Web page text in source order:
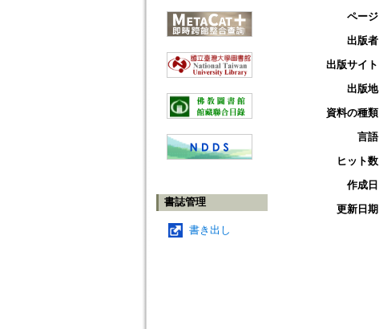
書誌管理
書き出し
ページ
出版者
出版サイト
出版地
資料の種類
言語
ヒット数
作成日
更新日期